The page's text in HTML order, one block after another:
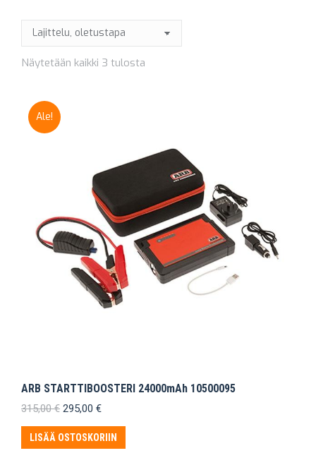
Näytetään kaikki 3 tulosta
Ale!
ARB STARTTIBOOSTERI 24000mAh 10500095
315,00€ Alkuperäinen
oli:
315,00 €.
295,00 €Nykyinen
on:
295,00 €.
LISÄÄ OSTOSKORIIN